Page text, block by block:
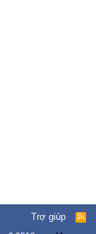
Trợ giúp
R